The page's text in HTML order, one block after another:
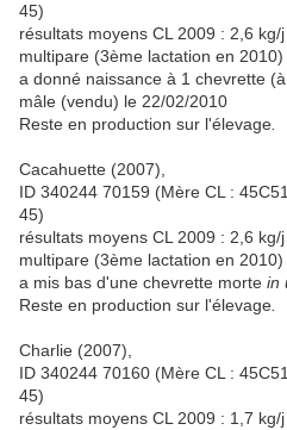
45)
résultats moyens CL 2009 : 2,6
multipare (3ème lactation en
a donné naissance à 1 chevrette
mâle (vendu) le 22/02/2010
Reste en production sur l'élevage
Cacahuette (2007),
ID 340244 70159 (Mère CL :
45)
résultats moyens CL 2009 : 2,6
multipare (3ème lactation en
a mis bas d'une chevrette morte in
Reste en production sur l'élevage
Charlie (2007),
ID 340244 70160 (Mère CL :
45)
résultats moyens CL 2009 : 1,7